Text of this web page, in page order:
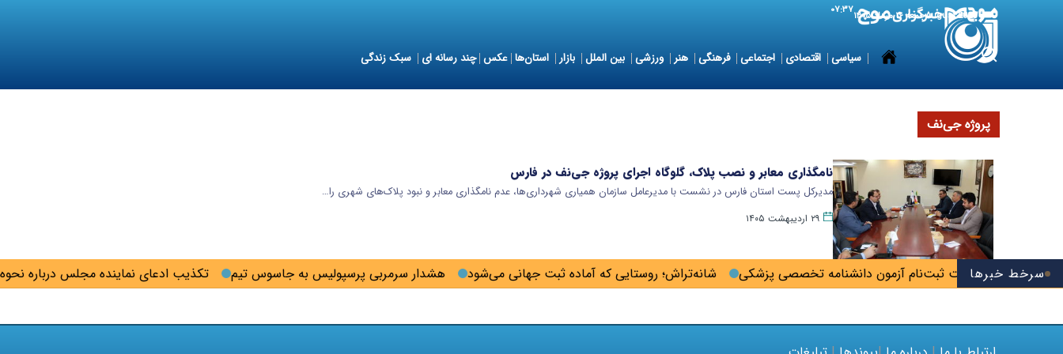
7 August 2026 جمعه ۱۶ مرداد ۱۴۰۵ ۰۷:۳۷
سیاسی اقتصادی اجتماعی فرهنگی هنر ورزشی بین الملل بازار استان‌ها عکس چند رسانه ای سبک زندگی
سرخط خبرها تکذیب ادعای نماینده مجلس درباره هشدار سرمربی پرسپولیس به جاسوس تیم شانه‌تراش؛ روستایی که آماده ثبت جهانی می‌شود آخرین فرصت ثبت‌نام آزمون دانشنامه تخصصی پزشکی
پروژه جی‌نف
نامگذاری معابر و نصب پلاک، گلوگاه اجرای پروژه جی‌نف در فارس
مدیرکل پست استان فارس در نشست با مدیرعامل سازمان همیاری شهرداری‌ها، عدم نامگذاری معابر و نبود پلاک‌های شهری را…
۲۹ اردیبهشت ۱۴۰۵